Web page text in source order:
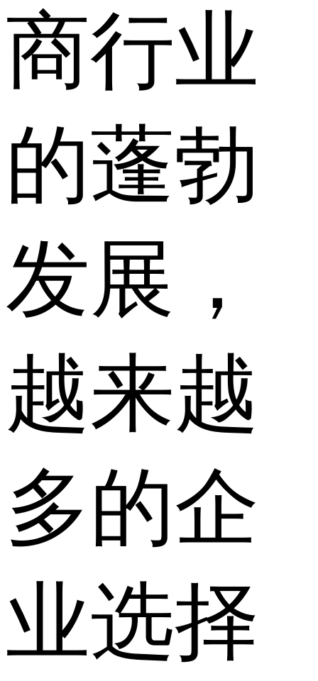
商行业
的蓬勃
发展，
越来越
多的企
业选择